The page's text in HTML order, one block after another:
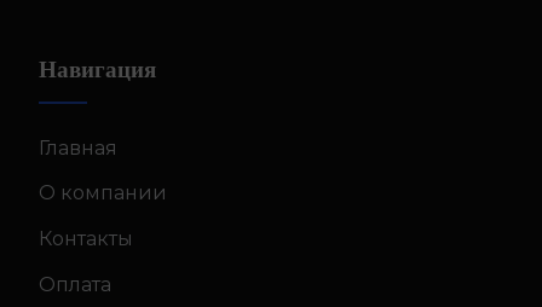
Навигация
Главная
О компании
Контакты
Оплата